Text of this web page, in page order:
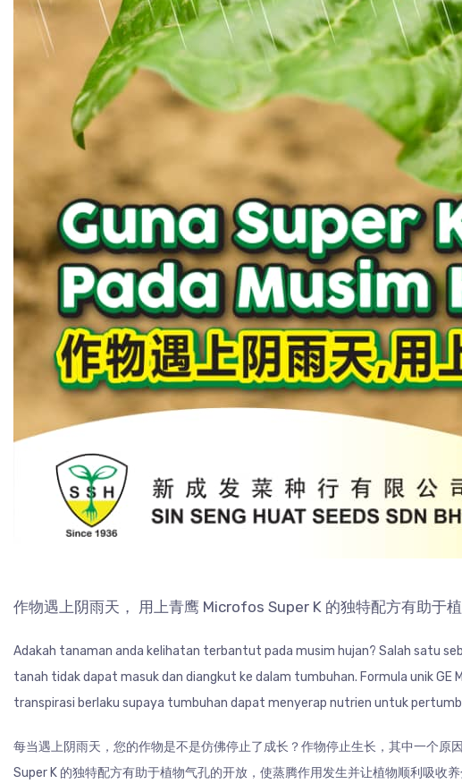
作物遇上阴雨天， 用上青鹰 Microfos Super K 的独特配方有助于
Adakah tanaman anda kelihatan terbantut pada musim hujan? Salah satu
tanah tidak dapat masuk dan diangkut ke dalam tumbuhan. Formula unik
transpirasi berlaku supaya tumbuhan dapat menyerap nutrien untuk
每当遇上阴雨天，您的作物是不是仿佛停止了成长？作物停止生长，其中一个
Super K 的独特配方有助于植物气孔的开放，使蒸腾作用发生并让植物顺利吸收